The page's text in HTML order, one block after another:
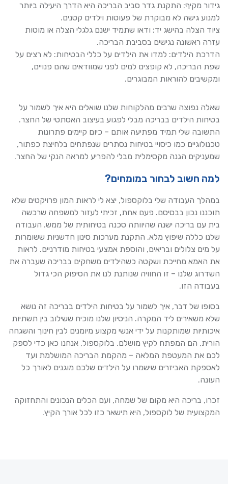
גידור מקיף: התקנת גדר סביב הבריכה היא הדרך היעילה ביותר
למנוע גישה לא מבוקרת של פעוטות וילדים קטנים.
ציוד הצלה בהישג יד: ודאו שתמיד ישנם גלגלי הצלה או מוטות
עזרה ראשונה נגישים בסביבת הבריכה.
הדרכת הילדים: למדו את הילדים על כללי הבטיחות: לא רצים על
שפת הבריכה, לא קופצים למים לפני שמוודאים שהם פנויים,
ומקשיבים להוראות המבוגרים.
שאלה נפוצה שרבים מהלקוחות שלנו שואלים היא איך לשמור על
בטיחות הילדים בבריכה מבלי לפגוע בעיצוב האסתטי של החצר.
התשובה שלי תמיד מפתיעה אותם – כיום קיימים פתרונות
טכנולוגיים כמו כיסויי בטיחות נסתרים שנפתחים בלחיצת כפתור,
שמעניקים הגנה מקסימלית מבלי להפריע למראה הנקי של החצר.
למה חשוב לבחור במומחים?
במהלך העבודה שלי בלוקספול, יצא לי לראות המון פרויקטים שלא
תוכננו נכון בבסיסם. פעם אחת, זכיתי לעזור למשפחה שרכשה
בית עם בריכה ישנה שהיוותה סכנה בטיחותית של ממש. העבודה
שלנו כללה שיפוץ מלא, התקנת מערכות סינון חדשניות ששומרות
על מים צלולים ובריאים, והוספת אמצעי בטיחות מודרניים. לראות
את האמא מחייכת ושקטה כשהילדים משחקים בבריכה שעברה את
השדרוג שלנו – זו החוויה שנותנת לנו את הסיפוק הכי גדול
בעבודה הזו.
בסופו של דבר, איך לשמור על בטיחות הילדים בבריכה זה נושא
שלא משאירים ליד המקרה. הניסיון שלנו מוכיח ששילוב בין תשתיות
איכותיות שמותקנות על ידי אנשי מקצוע מיומנים לבין חינוך והשגחה
הורית, הם המפתח לקיץ מושלם. בלוקספול, אנחנו כאן כדי לספק
לכם את המעטפת המלאה – מהקמת הבריכה המושלמת ועד
לאספקת האביזרים שישמרו על הילדים שלכם מוגנים לאורך כל
העונה.
זכרו, בריכה היא מקום של שמחה, ועם הכלים הנכונים והתחזוקה
המקצועית של לוקספול, היא תישאר כזו לכל אורך הקיץ.